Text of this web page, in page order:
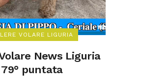
VOLARE LIGURIA
News Liguria
79° puntata